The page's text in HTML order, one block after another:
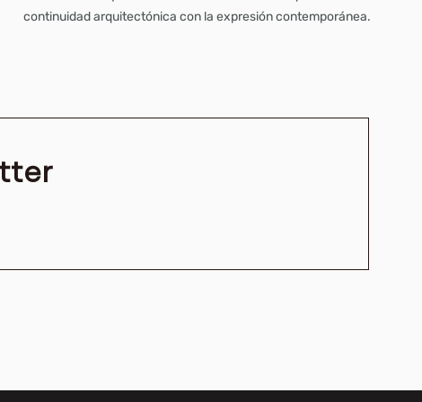
continuidad arquitectónica con la expresión contemporánea.